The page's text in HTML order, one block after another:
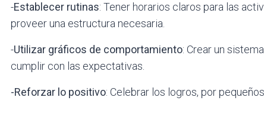
-Establecer rutinas: Tener horarios claros para las
proveer una estructura necesaria.
-Utilizar gráficos de comportamiento: Crear un
cumplir con las expectativas.
-Reforzar lo positivo: Celebrar los logros, por